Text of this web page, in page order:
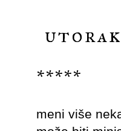
*****
meni više